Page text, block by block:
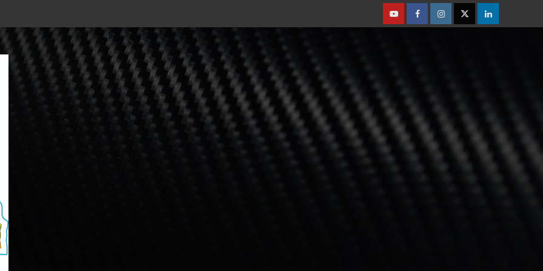
YoutubeFacebookInstagramTwitterLinkedin